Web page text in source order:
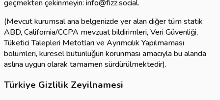
geçmekten çekinmeyin: info@fizz.social.
(Mevcut kurumsal ana belgenizde yer alan diğer tüm statik
ABD, California/CCPA mevzuat bildirimleri, Veri Güvenliği,
Tüketici Talepleri Metotları ve Ayrımcılık Yapılmaması
bölümleri, küresel bütünlüğün korunması amacıyla bu alanda
aslına uygun olarak tamamen sürdürülmektedir).
Türkiye Gizlilik Zeyilnamesi